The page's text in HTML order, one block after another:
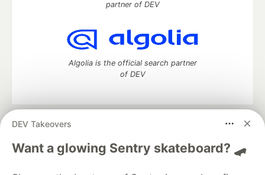
DEV Takeovers
Want a glowing Sentry skateboard? 🛹
partner of DEV
Algolia is the official search partner
of DEV
DEV Community
— A space to discuss and keep up software
development and manage your software career
Home
DEV Challenges DEV++
Videos